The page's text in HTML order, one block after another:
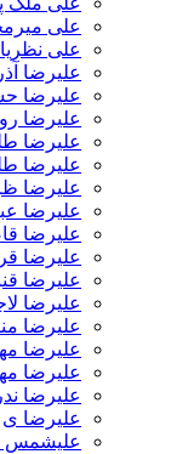
علی
علی
علیرضا آذر
علیرضا
علیرضا
علیرضا
علیرضا
علیرضا
علیرضا
علیرضا
علیرضا
علیرضا
علیرضا
علیرضا
علیرضا
علیرضا
علیرضا
علیرضا ی
علیشمس